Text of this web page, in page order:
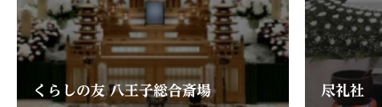
くらしの友 八王子総合斎場 尽礼社